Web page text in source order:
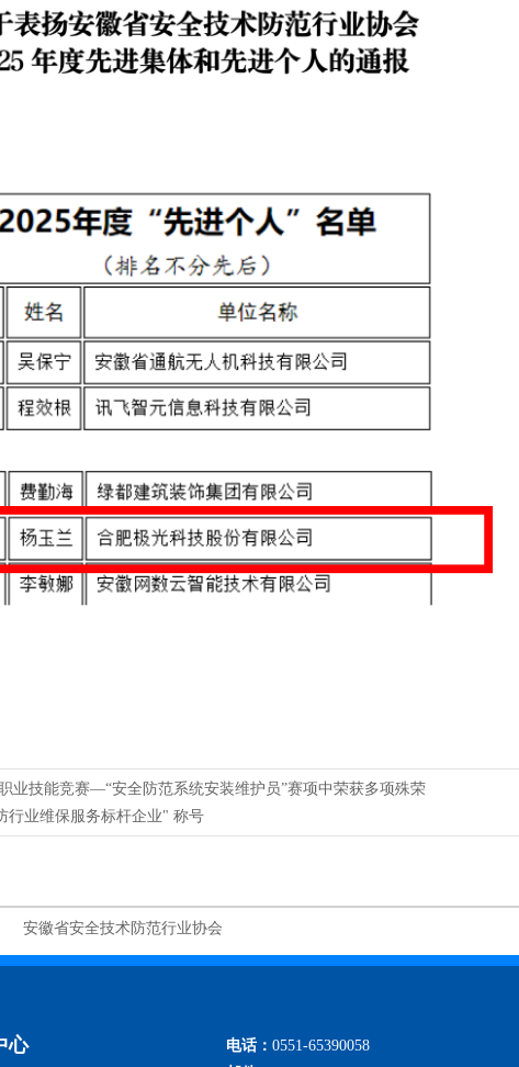
业技能竞赛—“安全防范系统安装维护员”赛项中荣获多项殊荣
行业维保服务标杆企业" 称号
安徽省安全技术防范行业协会
心 电话： 0551-65390058